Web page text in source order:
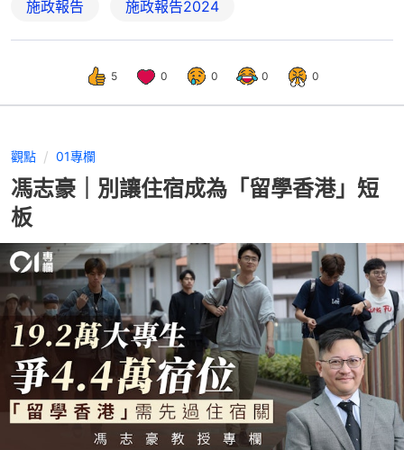
施政報告 施政報告2024
5 0 0 0 0
觀點 01專欄
馮志豪｜別讓住宿成為「留學香港」短
板